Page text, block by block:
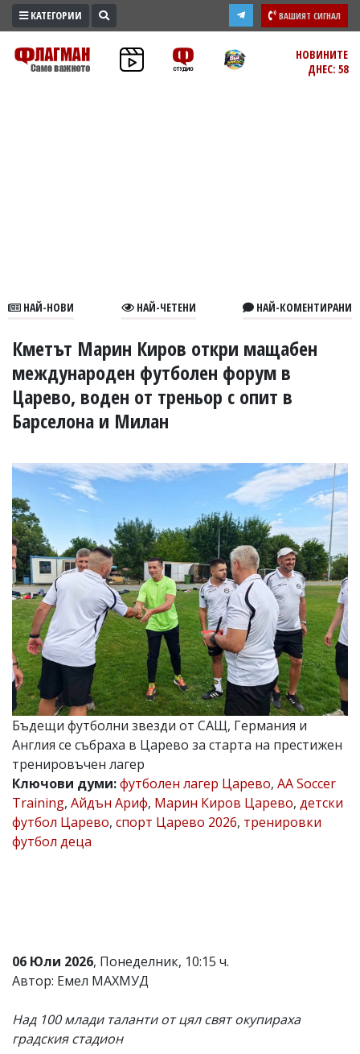
ПРОМО
ЗОНА
В
УКРАЙНА
СПОРТ
РАЗСЛЕДВАНЕ
БИЗНЕС
ЮГ
Управители:
Веселин
Василев,
email:
v.vasilev@flagman.bg
Катя
Касабова,
еmail:k.kassabova@flagman.bg
Главен
редактор:
Иван
Колев,
email:
office@flagman.bg
Коментарите
под
статиите
се
въвеждат
от
читателите
и
откриете
обиден
за
коментар,
моля
сигнализирайте
КАТЕГОРИИ ВАШИЯТ СИГНАЛ
НОВИНИТЕ
ДНЕС: 58
НАЙ-НОВИ НАЙ-ЧЕТЕНИ НАЙ-КОМЕНТИРАНИ
Кметът Марин Киров откри мащабен
международен футболен форум в
Царево, воден от треньор с опит в
Барселона и Милан
Бъдещи футболни звезди от САЩ, Германия и
Англия се събраха в Царево за старта на престижен
тренировъчен лагер
Ключови думи:футболен лагер Царево, AA Soccer
Training, Айдън Ариф, Марин Киров Царево, детски
футбол Царево, спорт Царево 2026, тренировки
футбол деца
06 Юли 2026, Понеделник, 10:15 ч.
Автор: Емел МАХМУД
Над 100 млади таланти от цял свят окупираха
градския стадион